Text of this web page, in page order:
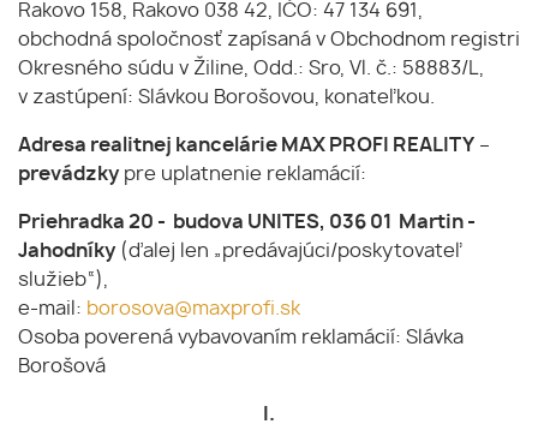
Rakovo 158, Rakovo 038 42, IČO: 47 134 691,
obchodná spoločnosť zapísaná v Obchodnom registri
Okresného súdu v Žiline, Odd.: Sro, Vl. č.: 58883/L,
v zastúpení: Slávkou Borošovou, konateľkou.
Adresa realitnej kancelárie MAX PROFI REALITY –
prevádzky pre uplatnenie reklamácií:
Priehradka 20 - budova UNITES, 036 01 Martin -
Jahodníky (ďalej len „predávajúci/poskytovateľ
služieb“),
e-mail: borosova@maxprofi.sk
Osoba poverená vybavovaním reklamácií: Slávka
Borošová
I.